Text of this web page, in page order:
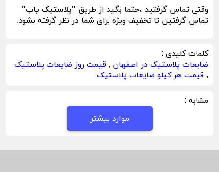
وقتی تماس گرفتید ،حتما بگید از طریق "پلاستیک یاب"
تماس گرفتین تا تخفیف ویژه برای شما در نظر گرفته بشود.
کلمات کلیدی :
ضایعات پلاستیک در اصفهان , قیمت روز ضایعات پلاستیک
, قیمت هر کیلو ضایعات پلاستیک
مشابه :
موارد بیشتر